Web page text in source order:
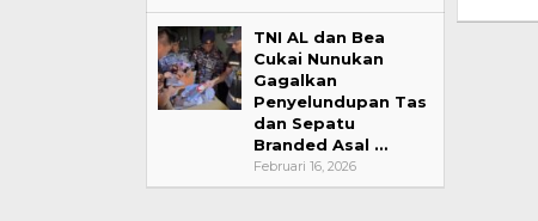
TNI AL dan Bea
Cukai Nunukan
Gagalkan
Penyelundupan Tas
dan Sepatu
Branded Asal …
Februari 16, 2026